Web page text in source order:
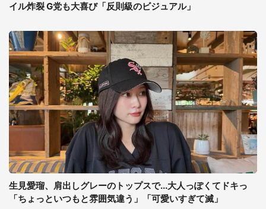
イル炸裂 G党も大喜び「反則級のビジュアル」
生見愛瑠、肩出しグレーのトップスで...大人っぽくてドキっ
「ちょっといつもと雰囲気違う」「可愛いすぎて滅」